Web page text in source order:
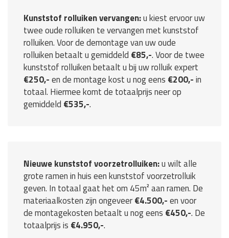
Kunststof rolluiken vervangen:u kiest ervoor uw
twee oude rolluiken te vervangen met kunststof
rolluiken. Voor de demontage van uw oude
rolluiken betaalt u gemiddeld €85,-. Voor de twee
kunststof rolluiken betaalt u bij uw rolluik expert
€250,-en de montage kost u nog eens €200,-in
totaal. Hiermee komt de totaalprijs neer op
gemiddeld €535,-.
Nieuwe kunststof voorzetrolluiken:u wilt alle
grote ramen in huis een kunststof voorzetrolluik
geven. In totaal gaat het om 45m² aan ramen. De
materiaalkosten zijn ongeveer€4.500,-en voor
de montagekosten betaalt u nog eens €450,-. De
totaalprijs is €4.950,-.